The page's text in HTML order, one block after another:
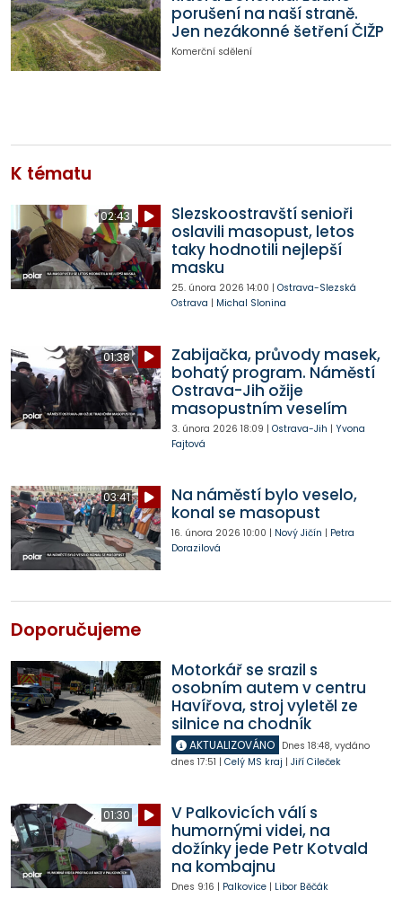
porušení na naší straně.
Jen nezákonné šetření ČIŽP
Komerční sdělení
K tématu
02:43
Slezskoostravští senioři
oslavili masopust, letos
taky hodnotili nejlepší
masku
25. února 2026 14:00 | Ostrava-Slezská
Ostrava | Michal Slonina
01:38
Zabijačka, průvody masek,
bohatý program. Náměstí
Ostrava-Jih ožije
masopustním veselím
3. února 2026 18:09 | Ostrava-Jih | Yvona
Fajtová
03:41
Na náměstí bylo veselo,
konal se masopust
16. února 2026 10:00 | Nový Jičín | Petra
Dorazilová
Doporučujeme
Motorkář se srazil s
osobním autem v centru
Havířova, stroj vyletěl ze
silnice na chodník
AKTUALIZOVÁNO Dnes 18:48, vydáno
dnes 17:51 | Celý MS kraj | Jiří Cileček
01:30
V Palkovicích válí s
humornými videi, na
dožínky jede Petr Kotvald
na kombajnu
Dnes 9:16 | Palkovice| Libor Běčák